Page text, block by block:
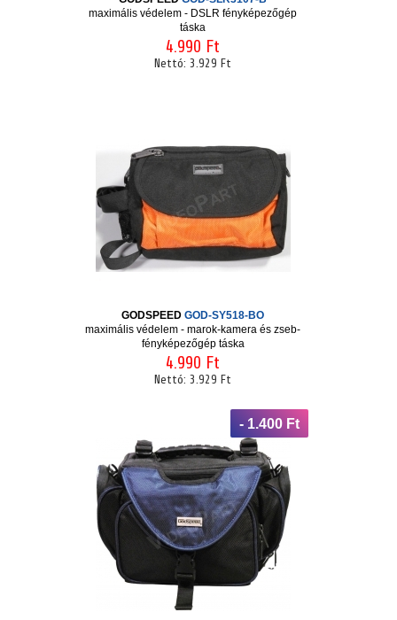
maximális védelem - DSLR fényképezőgép
táska
4.990 Ft
Nettó: 3.929 Ft
GODSPEED GOD-SY518-BO
maximális védelem - marok-kamera és zseb-
fényképezőgép táska
4.990 Ft
Nettó: 3.929 Ft
- 1.400 Ft